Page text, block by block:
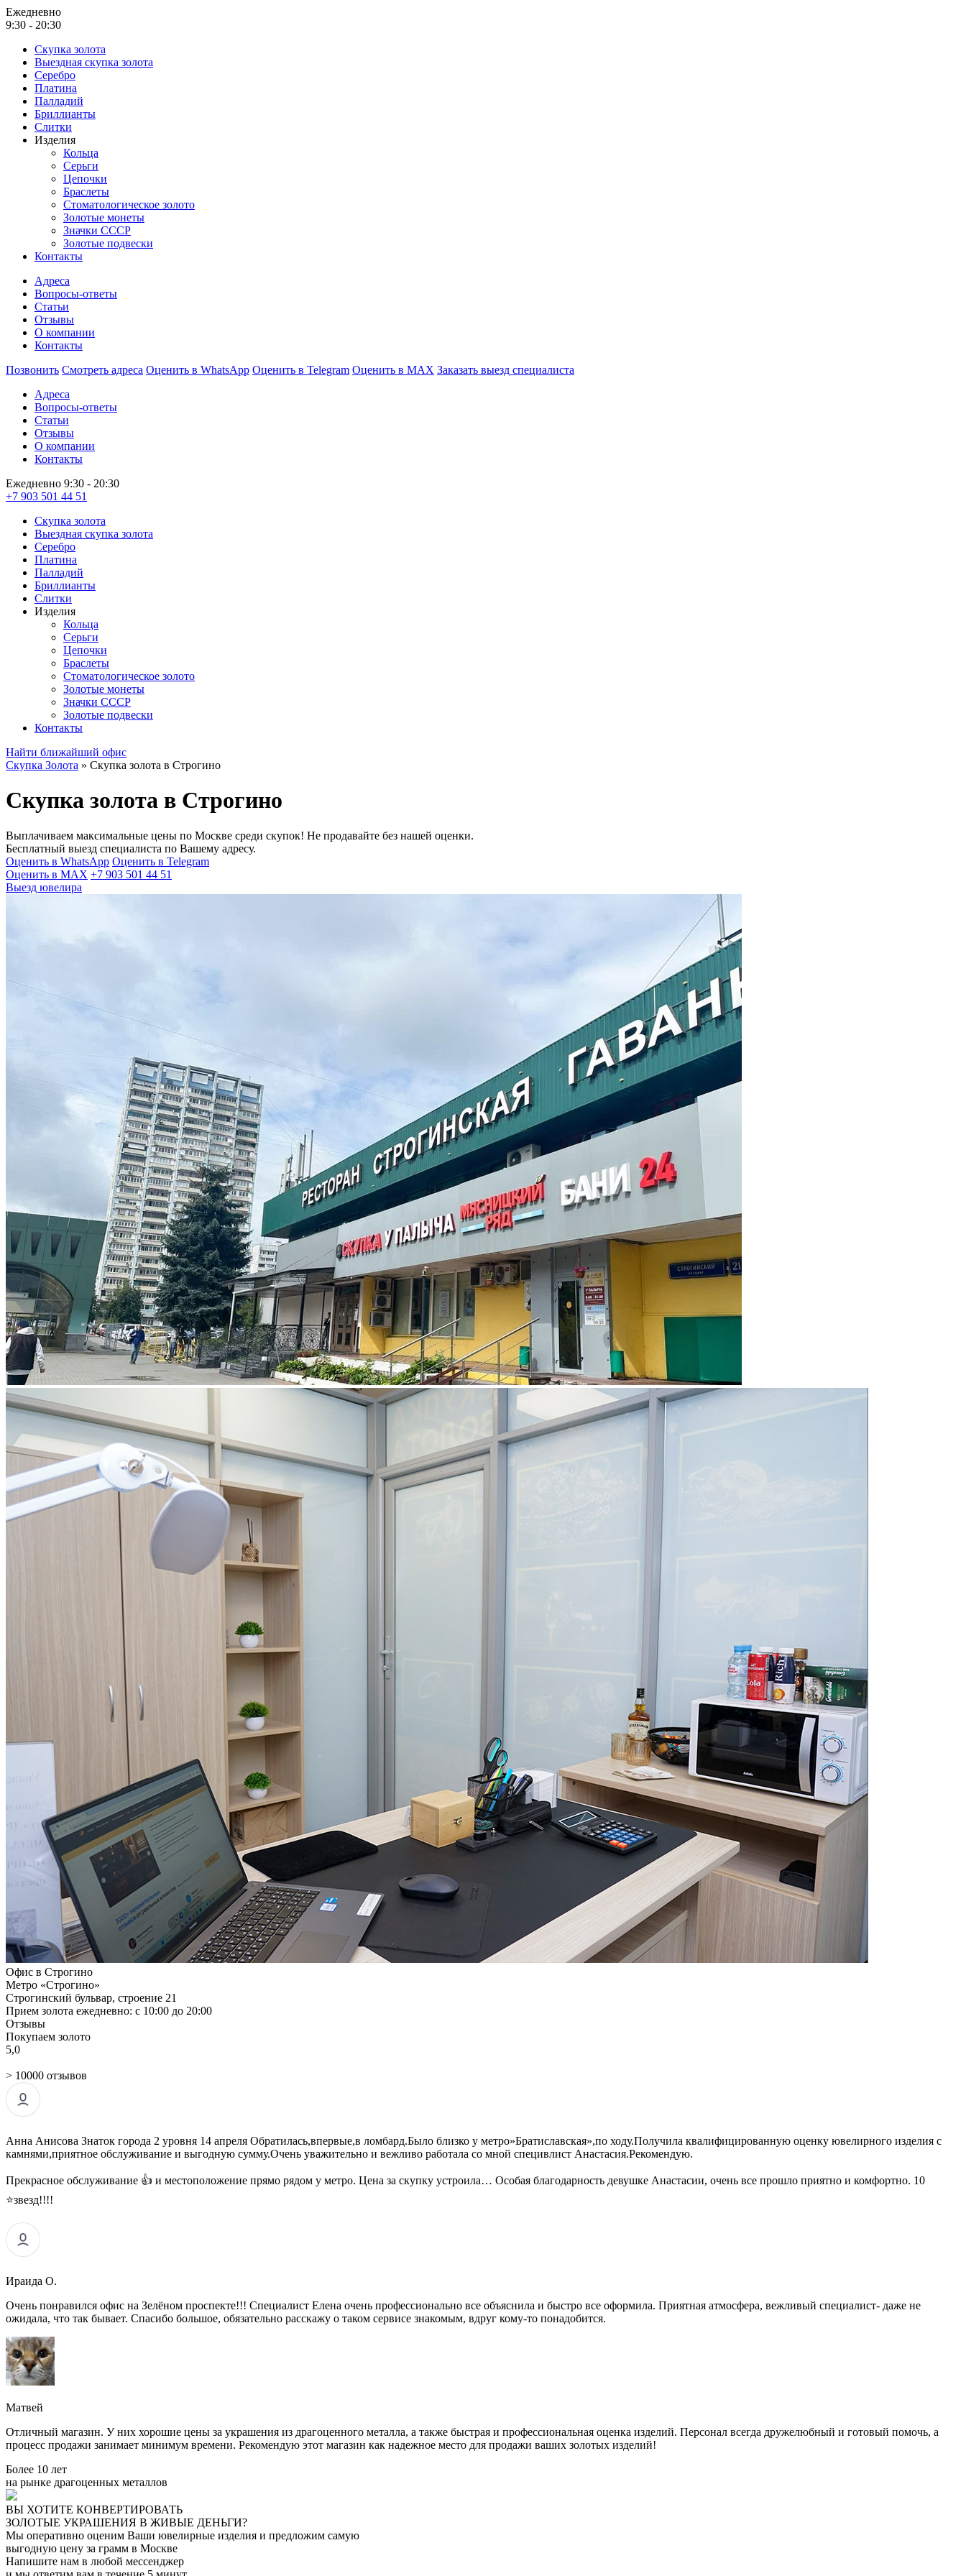
Ежедневно
9:30 - 20:30
Скупка золота
Выездная скупка золота
Серебро
Платина
Палладий
Бриллианты
Слитки
Изделия
Кольца
Серьги
Цепочки
Браслеты
Стоматологическое золото
Золотые монеты
Значки СССР
Золотые подвески
Контакты
Адреса
Вопросы-ответы
Статьи
Отзывы
О компании
Контакты
Позвонить Смотреть адреса Оценить в WhatsApp Оценить в Telegram Оценить в MAX Заказать выезд специалиста
Адреса
Вопросы-ответы
Статьи
Отзывы
О компании
Контакты
Ежедневно 9:30 - 20:30
+7 903 501 44 51
Скупка золота
Выездная скупка золота
Серебро
Платина
Палладий
Бриллианты
Слитки
Изделия
Кольца
Серьги
Цепочки
Браслеты
Стоматологическое золото
Золотые монеты
Значки СССР
Золотые подвески
Контакты
Найти ближайший офис
Скупка Золота » Скупка золота в Строгино
Скупка золота в Строгино
Выплачиваем максимальные цены по Москве среди скупок! Не продавайте без нашей оценки.
Бесплатный выезд специалиста по Вашему адресу.
Оценить в WhatsApp Оценить в Telegram
Оценить в MAX +7 903 501 44 51
Выезд ювелира
Офис в Строгино
Метро «Строгино»
Строгинский бульвар, строение 21
Прием золота ежедневно: с 10:00 до 20:00
Отзывы
Покупаем золото
5,0
> 10000 отзывов
Анна Анисова Знаток города 2 уровня 14 апреля Обратилась,впервые,в ломбард.Было близко у метро»Братиславская»,по ходу.Получила квалифицированную оценку ювелирного изделия с
камнями,приятное обслуживание и выгодную сумму.Очень уважительно и вежливо работала со мной специвлист Анастасия.Рекомендую.
Прекрасное обслуживание 👍 и местоположение прямо рядом у метро. Цена за скупку устроила… Особая благодарность девушке Анастасии, очень все прошло приятно и комфортно. 10
⭐звезд!!!!
Ираида О.
Очень понравился офис на Зелёном проспекте!!! Специалист Елена очень профессионально все объяснила и быстро все оформила. Приятная атмосфера, вежливый специалист- даже не
ожидала, что так бывает. Спасибо большое, обязательно расскажу о таком сервисе знакомым, вдруг кому-то понадобится.
Матвей
Отличный магазин. У них хорошие цены за украшения из драгоценного металла, а также быстрая и профессиональная оценка изделий. Персонал всегда дружелюбный и готовый помочь, а
процесс продажи занимает минимум времени. Рекомендую этот магазин как надежное место для продажи ваших золотых изделий!
Более 10 лет
на рынке драгоценных металлов
ВЫ ХОТИТЕ КОНВЕРТИРОВАТЬ
ЗОЛОТЫЕ УКРАШЕНИЯ В ЖИВЫЕ ДЕНЬГИ?
Мы оперативно оценим Ваши ювелирные изделия и предложим самую
выгодную цену за грамм в Москве
Напишите нам в любой мессенджер